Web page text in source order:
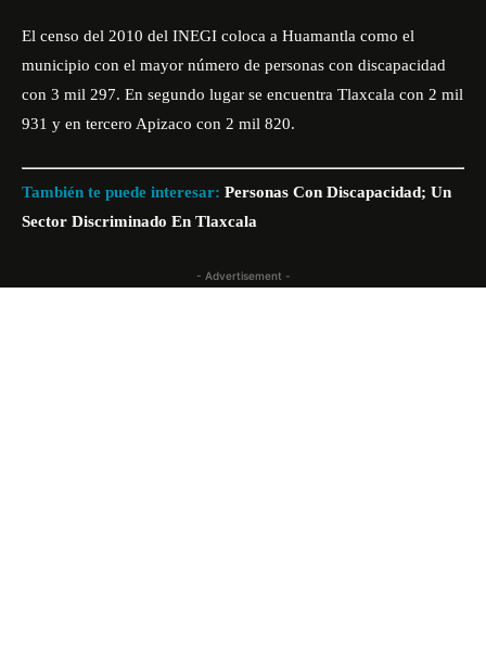
El censo del 2010 del INEGI coloca a Huamantla como el
municipio con el mayor número de personas con discapacidad
con 3 mil 297. En segundo lugar se encuentra Tlaxcala con 2 mil
931 y en tercero Apizaco con 2 mil 820.
También te puede interesar: Personas Con Discapacidad; Un
Sector Discriminado En Tlaxcala
- Advertisement -